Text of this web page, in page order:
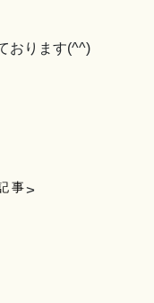
おります(^^)
事>